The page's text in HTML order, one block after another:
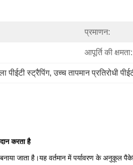
प्रमाणन:
आपूर्ति की क्षमता:
पीईटी स्ट्रैपिंग, उच्च तापमान प्रतिरोधी
करता है
जाता है।यह वर्तमान में पर्यावरण के अनुकूल